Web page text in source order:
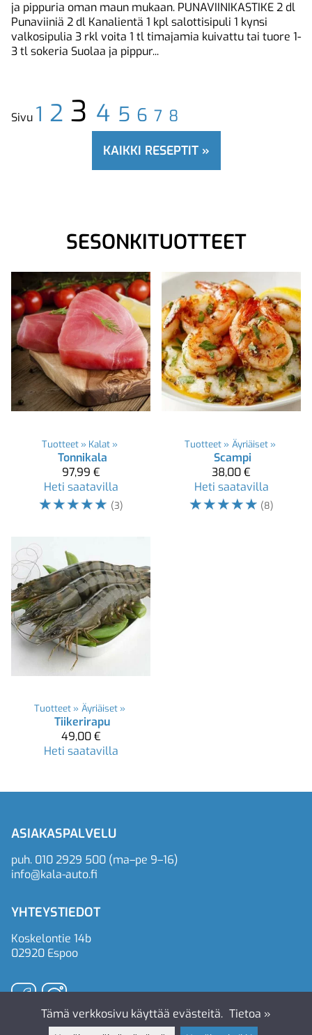
ja pippuria oman maun mukaan. PUNAVIINIKASTIKE 2 dl
Punaviiniä 2 dl Kanalientä 1 kpl salottisipuli 1 kynsi
valkosipulia 3 rkl voita 1 tl timajamia kuivattu tai tuore 1-
3 tl sokeria Suolaa ja pippur...
Sivu 1 2 3 4 5 6 7 8
KAIKKI RESEPTIT »
SESONKITUOTTEET
Tuotteet ‪» Kalat ‪»
Tonnikala
97,99 €
Heti saatavilla
☆☆☆☆☆ (3)
Tuotteet ‪» Äyriäiset ‪»
Scampi
38,00 €
Heti saatavilla
☆☆☆☆☆ (8)
Tuotteet ‪» Äyriäiset ‪»
Tiikerirapu
49,00 €
Heti saatavilla
ASIAKASPALVELU
puh. 010 2929 500 (ma–pe 9–16)
info@kala-auto.fi
YHTEYSTIEDOT
Koskelontie 14b
02920 Espoo
Tämä verkkosivu käyttää evästeitä. Tietoa »